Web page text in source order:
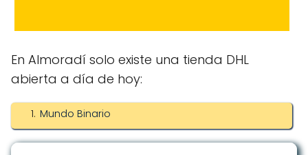
En Almoradí solo existe una tienda DHL
abierta a día de hoy:
Mundo Binario